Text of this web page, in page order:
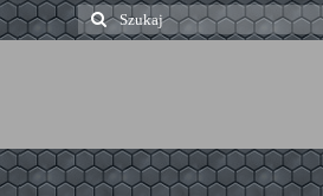
Szuklaj
w: